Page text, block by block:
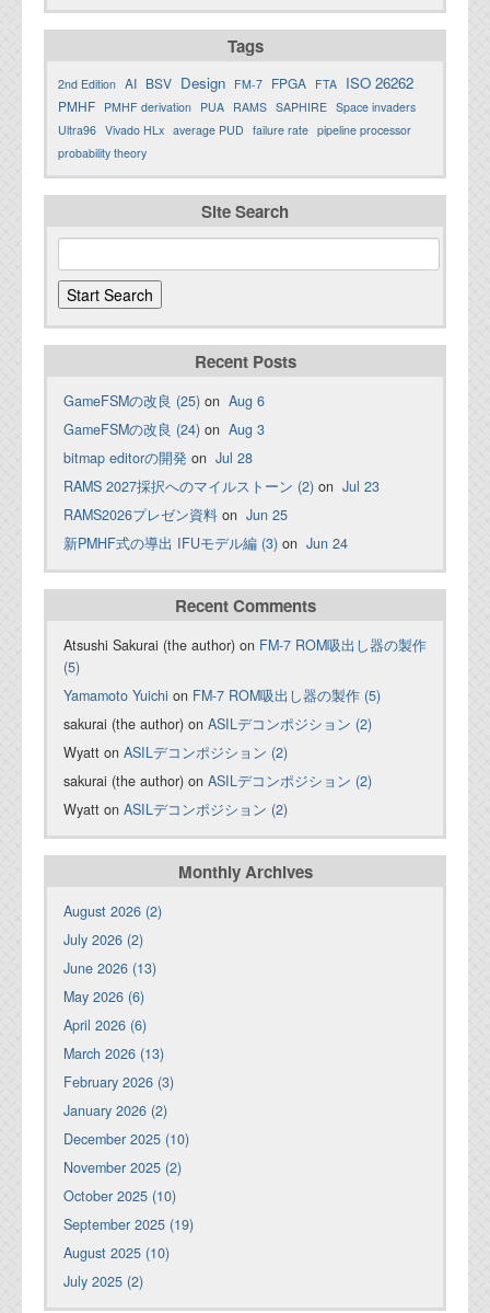
Tags
2nd Edition AI BSV Design FM-7 FPGA FTA ISO 26262
PMHF PMHF derivation PUA RAMS SAPHIRE Space invaders
Ultra96 Vivado HLx average PUD failure rate pipeline processor
probability theory
Site Search
Recent Posts
GameFSMの改良 (25) on Aug 6
GameFSMの改良 (24) on Aug 3
bitmap editorの開発 on Jul 28
RAMS 2027採択へのマイルストーン (2) on Jul 23
RAMS2026プレゼン資料 on Jun 25
新PMHF式の導出 IFUモデル編 (3) on Jun 24
Recent Comments
Atsushi Sakurai (the author) on FM-7 ROM吸出し器の製作
(5)
Yamamoto Yuichi on FM-7 ROM吸出し器の製作 (5)
sakurai (the author) on ASILデコンポジション (2)
Wyatt on ASILデコンポジション (2)
sakurai (the author) on ASILデコンポジション (2)
Wyatt on ASILデコンポジション (2)
Monthly Archives
August 2026 (2)
July 2026 (2)
June 2026 (13)
May 2026 (6)
April 2026 (6)
March 2026 (13)
February 2026 (3)
January 2026 (2)
December 2025 (10)
November 2025 (2)
October 2025 (10)
September 2025 (19)
August 2025 (10)
July 2025 (2)